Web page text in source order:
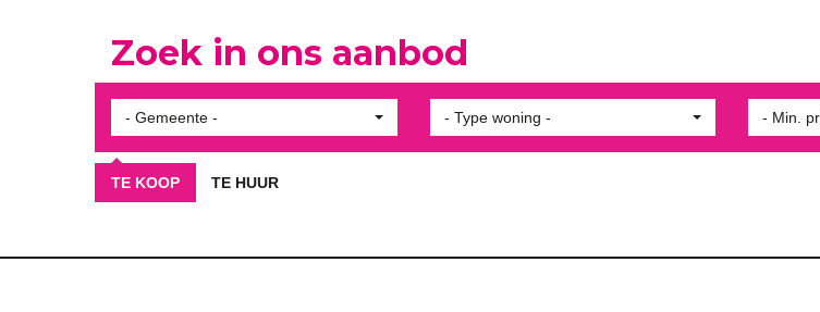
Zoek in ons aanbod
- Gemeente - - Type woning - - Min.
TE KOOP TE HUUR